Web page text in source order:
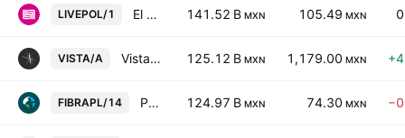
LIVEPOL/1 El Puerto de Liverpool SAB de CV 141.52 B MXN 105.49 MXN
VISTA/A Vista Energy SAB de CV Class A 125.12 B MXN 1,179.00 MXN
FIBRAPL/14 Prologis Property Mexico, S.A. de C.V. 124.97 B MXN 74.30 MXN